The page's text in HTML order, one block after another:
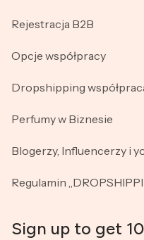
Rejestracja B2B
Opcje współpracy
Dropshipping
Perfumy w Biznesie
Blogerzy, Influencerzy i
Regulamin
Sign up to get